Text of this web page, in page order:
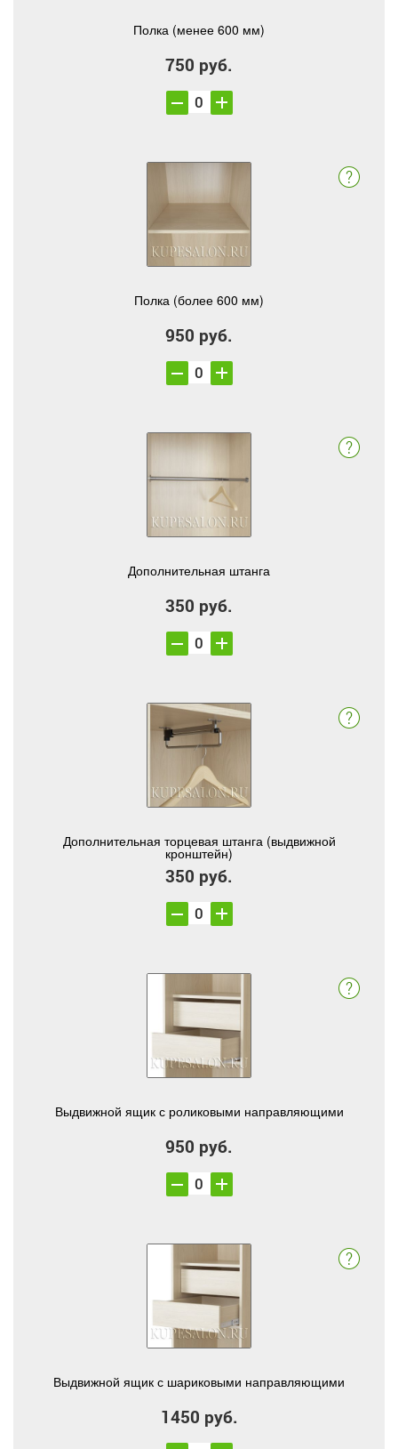
Полка (менее 600 мм)
750 руб.
Полка (более 600 мм)
950 руб.
Дополнительная штанга
350 руб.
Дополнительная торцевая штанга (выдвижной
кронштейн)
350 руб.
Выдвижной ящик с роликовыми направляющими
950 руб.
Выдвижной ящик с шариковыми направляющими
1450 руб.